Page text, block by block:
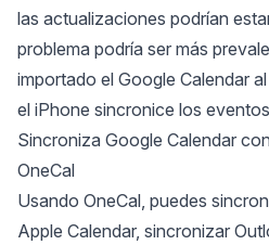
las actualizaciones podrían
problema podría ser más
importado el Google Calendar
el iPhone sincronice los
Sincroniza Google Calendar
OneCal
Usando OneCal, puedes
Apple Calendar, sincronizar